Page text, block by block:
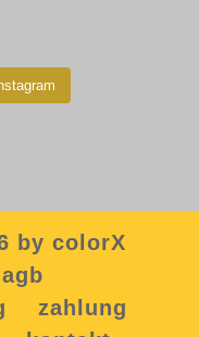
by colorX
agb
zahlung